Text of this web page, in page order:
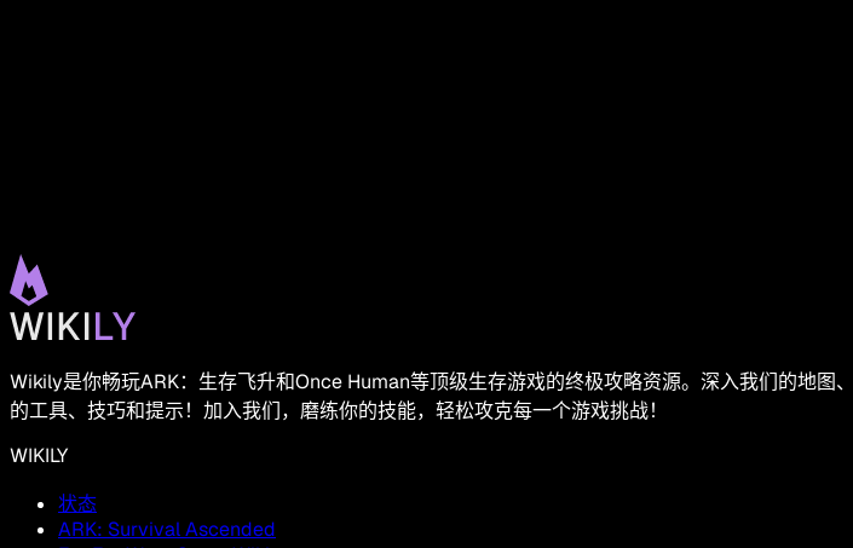
Wikily是你畅玩ARK：生存飞升和Once Human等顶级生存游戏的终极攻略资源。深入我们的地
的工具、技巧和提示！加入我们，磨练你的技能，轻松攻克每一个游戏挑战！
WIKILY
状态
ARK: Survival Ascended